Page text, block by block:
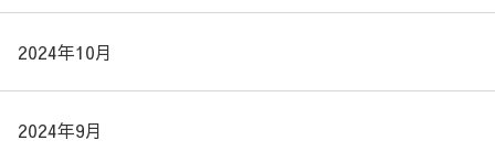
2024年10月
2024年9月